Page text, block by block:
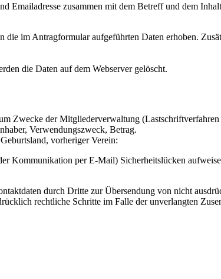
Emailadresse zusammen mit dem Betreff und dem
die im Antragformular aufgeführten Daten erhoben.
die Daten auf dem Webserver gelöscht.
Zwecke der Mitgliederverwaltung
Verwendungszweck, Betrag.
vorheriger Verein:
Kommunikation per E-Mail) Sicherheitslücken
durch Dritte zur Übersendung von nicht
rechtliche Schritte im Falle der unverlangten